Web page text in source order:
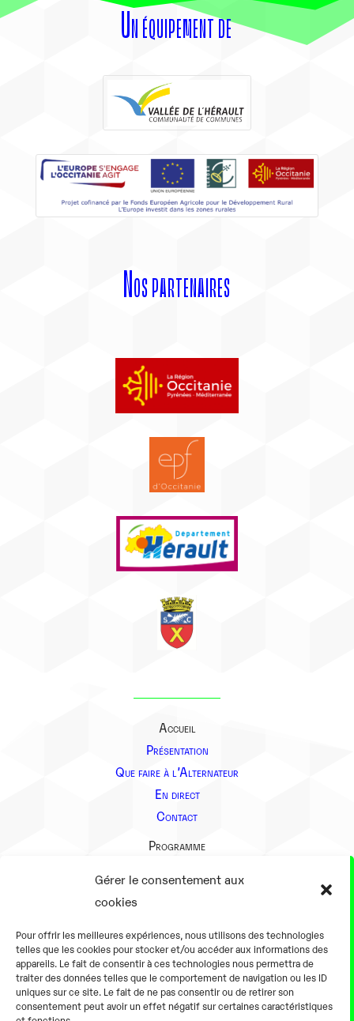
Gérer le consentement aux
cookies
Pour offrir les meilleures expériences, nous utilisons des technologies
telles que les cookies pour stocker et/ou accéder aux informations des
appareils. Le fait de consentir à ces technologies nous permettra de
traiter des données telles que le comportement de navigation ou les ID
uniques sur ce site. Le fait de ne pas consentir ou de retirer son
consentement peut avoir un effet négatif sur certaines caractéristiques
Un équipement de
Nos partenaires
Accueil
Présentation
Que faire à l’Alternateur
En direct
Contact
Programme
Présentation
En pratique
Tarifs et horaires
Salles
Équipements numériques